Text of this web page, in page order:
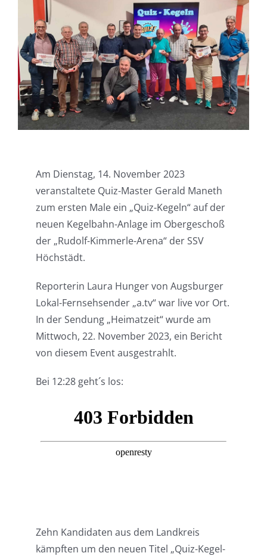
Am Dienstag, 14. November 2023
veranstaltete Quiz-Master Gerald Maneth
zum ersten Male ein „Quiz-Kegeln“ auf der
neuen Kegelbahn-Anlage im Obergeschoß
der „Rudolf-Kimmerle-Arena“ der SSV
Höchstädt.
Reporterin Laura Hunger von Augsburger
Lokal-Fernsehsender „a.tv“ war live vor Ort.
In der Sendung „Heimatzeit“ wurde am
Mittwoch, 22. November 2023, ein Bericht
von diesem Event ausgestrahlt.
Bei 12:28 geht´s los:
Zehn Kandidaten aus dem Landkreis
kämpften um den neuen Titel „Quiz-Kegel-